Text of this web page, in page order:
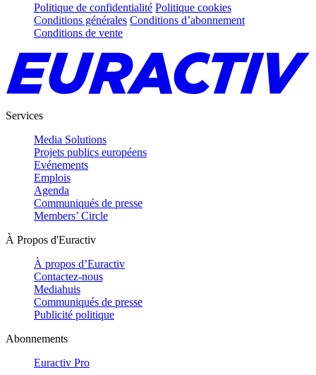
Politique de confidentialité Politique cookies
Conditions générales Conditions d’abonnement
Conditions de vente
Services
Media Solutions
Projets publics européens
Evénements
Emplois
Agenda
Communiqués de presse
Members’ Circle
À Propos d'Euractiv
À propos d’Euractiv
Contactez-nous
Mediahuis
Communiqués de presse
Publicité politique
Abonnements
Euractiv Pro